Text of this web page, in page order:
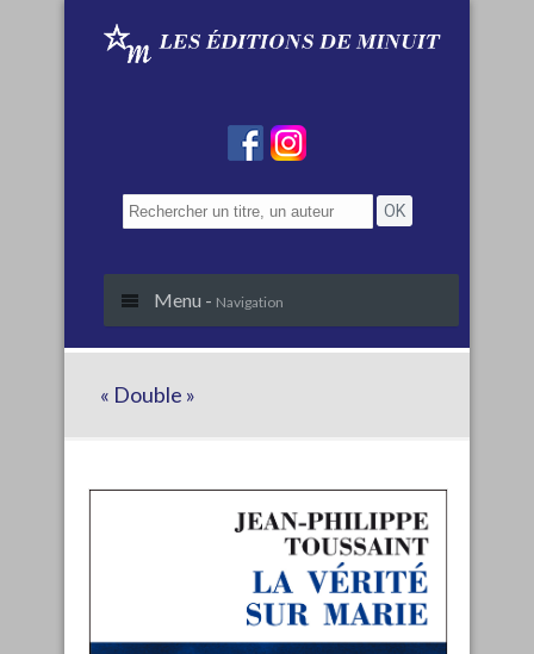
Menu - Navigation
« Double »